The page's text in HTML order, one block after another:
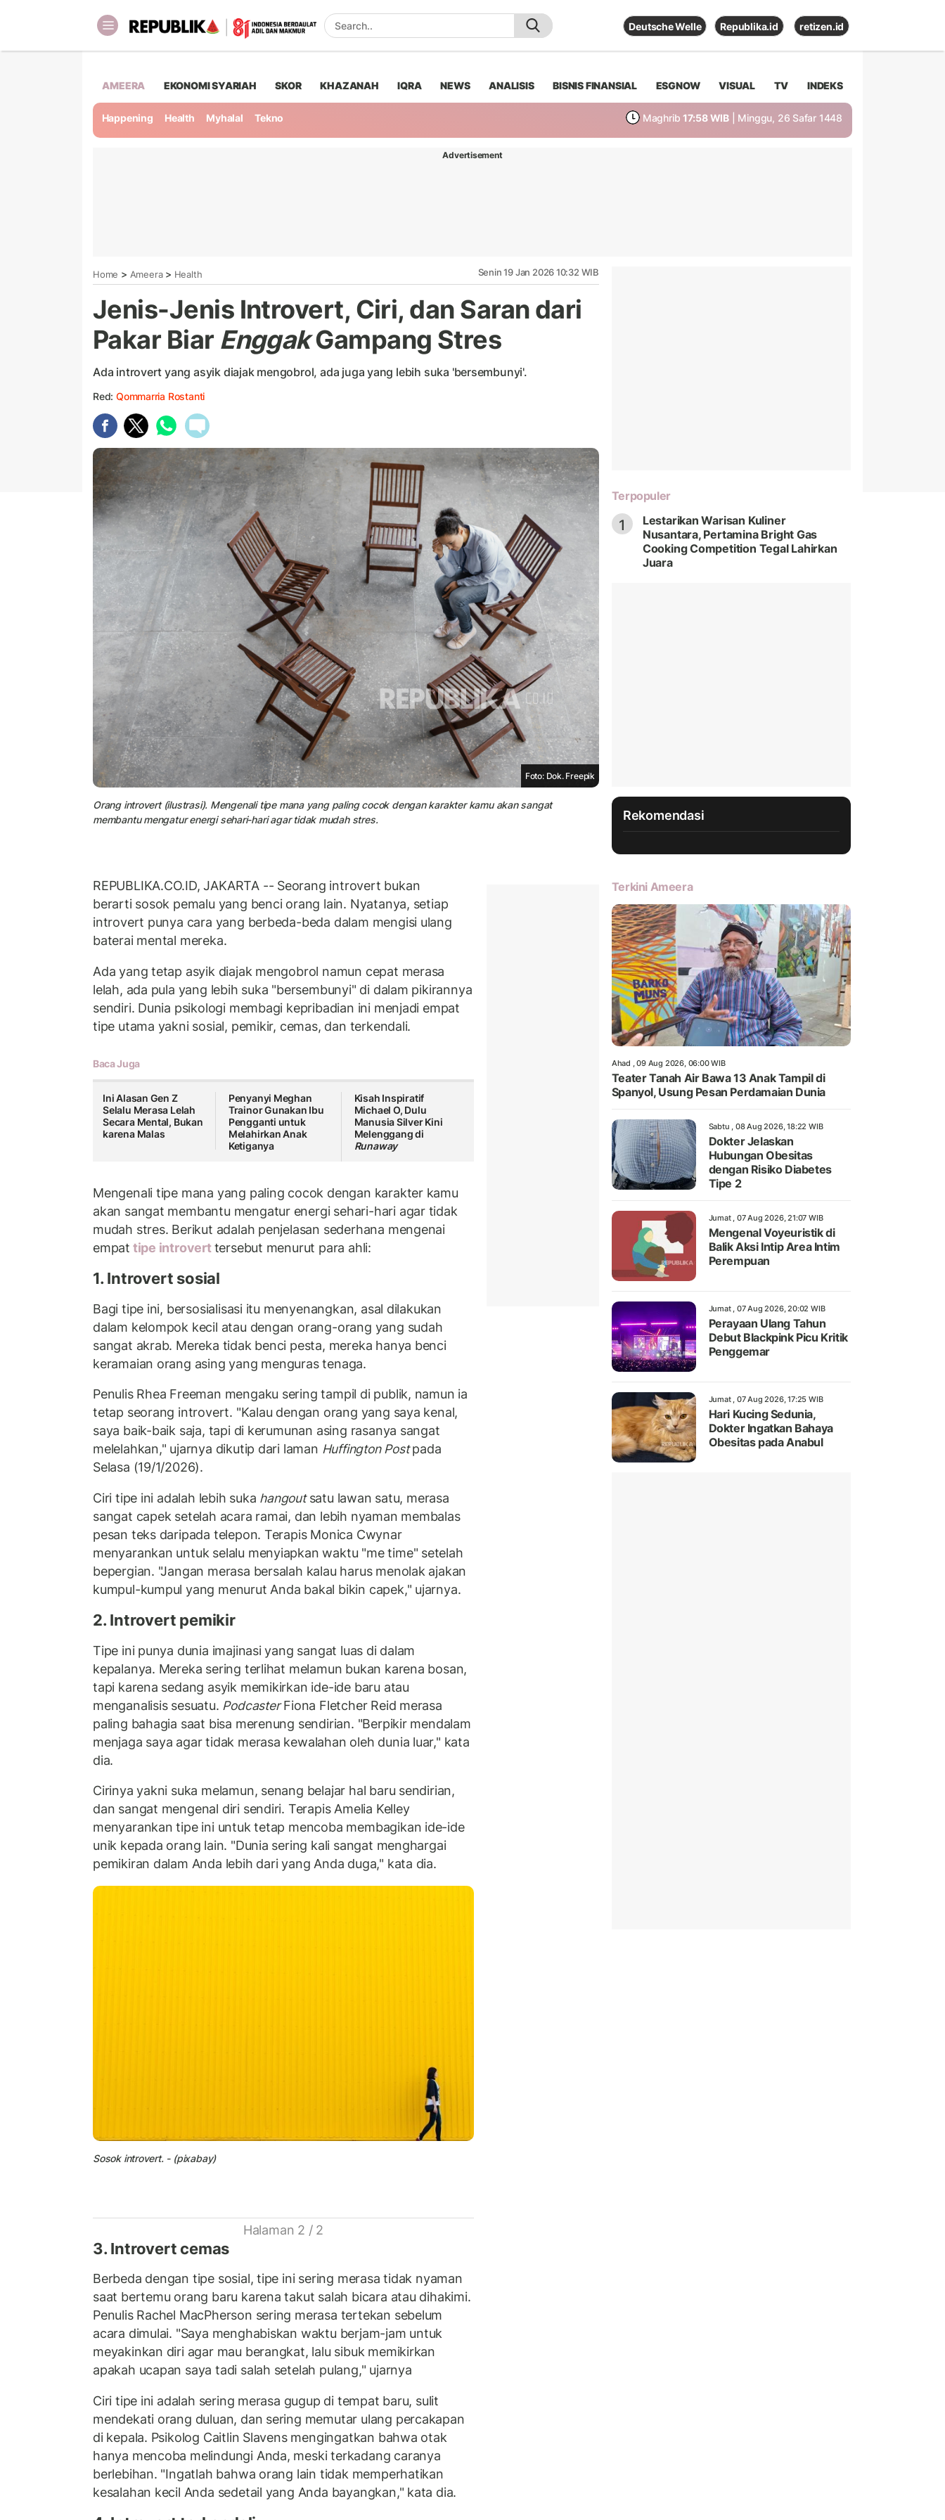
Deutsche Welle Republika.id retizen.id
AMEERA EKONOMI SYARIAH SKOR KHAZANAH IQRA NEWS ANALISIS BISNIS FINANSIAL ESGNOW VISUAL TV INDEKS
Happening Health Myhalal Tekno Maghrib 17:58 WIB | Minggu, 26 Safar 1448
Advertisement
Home > Ameera> Health Senin 19 Jan 2026 10:32 WIB
Jenis-Jenis Introvert, Ciri, dan Saran dari
Pakar Biar EnggakGampang Stres
Ada introvert yang asyik diajak mengobrol, ada juga yang lebih suka 'bersembunyi'.
Red: Qommarria Rostanti
Foto: Dok. Freepik
Orang introvert (ilustrasi). Mengenali tipe mana yang paling cocok dengan karakter kamu akan sangat
membantu mengatur energi sehari-hari agar tidak mudah stres.
REPUBLIKA.CO.ID, JAKARTA -- Seorang introvert bukan
berarti sosok pemalu yang benci orang lain. Nyatanya, setiap
introvert punya cara yang berbeda-beda dalam mengisi ulang
baterai mental mereka.
Ada yang tetap asyik diajak mengobrol namun cepat merasa
lelah, ada pula yang lebih suka "bersembunyi" di dalam pikirannya
sendiri. Dunia psikologi membagi kepribadian ini menjadi empat
tipe utama yakni sosial, pemikir, cemas, dan terkendali.
Baca Juga
Ini Alasan Gen Z
Selalu Merasa Lelah
Secara Mental, Bukan
karena Malas
Penyanyi Meghan
Trainor Gunakan Ibu
Pengganti untuk
Melahirkan Anak
Ketiganya
Kisah Inspiratif
Michael O, Dulu
Manusia Silver Kini
Melenggang di
Runaway
Mengenali tipe mana yang paling cocok dengan karakter kamu
akan sangat membantu mengatur energi sehari-hari agar tidak
mudah stres. Berikut adalah penjelasan sederhana mengenai
empat tipe introverttersebut menurut para ahli:
1. Introvert sosial
Bagi tipe ini, bersosialisasi itu menyenangkan, asal dilakukan
dalam kelompok kecil atau dengan orang-orang yang sudah
sangat akrab. Mereka tidak benci pesta, mereka hanya benci
keramaian orang asing yang menguras tenaga.
Penulis Rhea Freeman mengaku sering tampil di publik, namun ia
tetap seorang introvert. "Kalau dengan orang yang saya kenal,
saya baik-baik saja, tapi di kerumunan asing rasanya sangat
melelahkan," ujarnya dikutip dari laman Huffington Postpada
Selasa (19/1/2026).
Ciri tipe ini adalah lebih suka hangoutsatu lawan satu, merasa
sangat capek setelah acara ramai, dan lebih nyaman membalas
pesan teks daripada telepon. Terapis Monica Cwynar
menyarankan untuk selalu menyiapkan waktu "me time" setelah
bepergian. "Jangan merasa bersalah kalau harus menolak ajakan
kumpul-kumpul yang menurut Anda bakal bikin capek," ujarnya.
2. Introvert pemikir
Tipe ini punya dunia imajinasi yang sangat luas di dalam
kepalanya. Mereka sering terlihat melamun bukan karena bosan,
tapi karena sedang asyik memikirkan ide-ide baru atau
menganalisis sesuatu. PodcasterFiona Fletcher Reid merasa
paling bahagia saat bisa merenung sendirian. "Berpikir mendalam
menjaga saya agar tidak merasa kewalahan oleh dunia luar," kata
dia.
Cirinya yakni suka melamun, senang belajar hal baru sendirian,
dan sangat mengenal diri sendiri. Terapis Amelia Kelley
menyarankan tipe ini untuk tetap mencoba membagikan ide-ide
unik kepada orang lain. "Dunia sering kali sangat menghargai
pemikiran dalam Anda lebih dari yang Anda duga," kata dia.
Sosok introvert. - (pixabay)
Halaman 2 / 2
3. Introvert cemas
Berbeda dengan tipe sosial, tipe ini sering merasa tidak nyaman
saat bertemu orang baru karena takut salah bicara atau dihakimi.
Penulis Rachel MacPherson sering merasa tertekan sebelum
acara dimulai. "Saya menghabiskan waktu berjam-jam untuk
meyakinkan diri agar mau berangkat, lalu sibuk memikirkan
apakah ucapan saya tadi salah setelah pulang," ujarnya
Ciri tipe ini adalah sering merasa gugup di tempat baru, sulit
mendekati orang duluan, dan sering memutar ulang percakapan
di kepala. Psikolog Caitlin Slavens mengingatkan bahwa otak
hanya mencoba melindungi Anda, meski terkadang caranya
berlebihan. "Ingatlah bahwa orang lain tidak memperhatikan
kesalahan kecil Anda sedetail yang Anda bayangkan," kata dia.
Terpopuler
1
Lestarikan Warisan Kuliner
Nusantara, Pertamina Bright Gas
Cooking Competition Tegal Lahirkan
Juara
Rekomendasi
Terkini Ameera
Ahad , 09 Aug 2026, 06:00 WIB
Teater Tanah Air Bawa 13 Anak Tampil di
Spanyol, Usung Pesan Perdamaian Dunia
Sabtu , 08 Aug 2026, 18:22 WIB
Dokter Jelaskan
Hubungan Obesitas
dengan Risiko Diabetes
Tipe 2
Jumat , 07 Aug 2026, 21:07 WIB
Mengenal Voyeuristik di
Balik Aksi Intip Area Intim
Perempuan
Jumat , 07 Aug 2026, 20:02 WIB
Perayaan Ulang Tahun
Debut Blackpink Picu Kritik
Penggemar
Jumat , 07 Aug 2026, 17:25 WIB
Hari Kucing Sedunia,
Dokter Ingatkan Bahaya
Obesitas pada Anabul